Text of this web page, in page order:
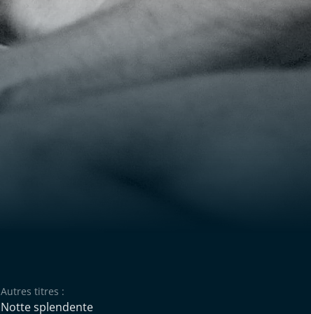
Autres titres :
Notte splendente